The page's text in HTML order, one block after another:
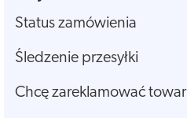
Status zamówienia
Śledzenie przesyłki
Chcę zareklamować towar